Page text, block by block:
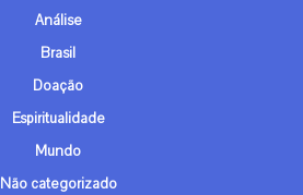
Análise
Brasil
Doação
Espiritualidade
Mundo
Não categorizado